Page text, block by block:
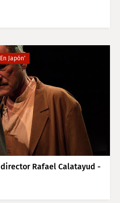
Japón'
Rafael Calatayud -